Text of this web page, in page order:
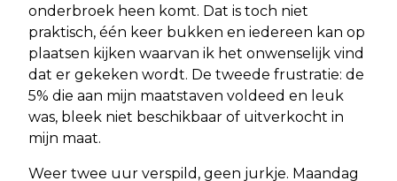
onderbroek heen komt. Dat is toch niet
praktisch, één keer bukken en iedereen kan op
plaatsen kijken waarvan ik het onwenselijk vind
dat er gekeken wordt. De tweede frustratie: de
5% die aan mijn maatstaven voldeed en leuk
was, bleek niet beschikbaar of uitverkocht in
mijn maat.
Weer twee uur verspild, geen jurkje. Maandag